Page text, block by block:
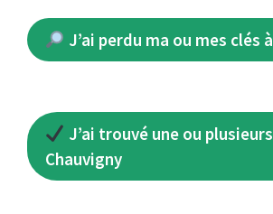
J’ai perdu ma ou mes clés
J’ai trouvé une ou
Chauvigny